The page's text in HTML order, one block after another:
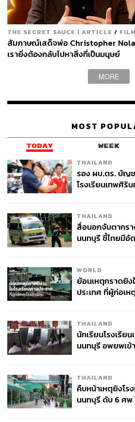
ไม่ว่าจะเป็นการพูดคุยเล็กๆ น้อยๆ กั
ที่เป็นแฟนบาสเกตบอลเหมือนกัน การ
นักกีฬาที่น่าสนใจ มีองค์ความรู้ที่บอก
ความสามารถ รู้ว่าจุดอ่อน-จุดแข็งของ
Sonny Vaccaro จึงเป็นตัวละครที่ไม่
เขามีองค์ความรู้และความหลงใหลใน
สิ่งที่แตกต่าง มองเห็นในสิ่งที่คนอื่นๆ
สามารถโน้มน้าวให้คนรอบข้างตัดสินใจ
ได้สำเร็จ
เพราะหากคุณอยากจะโน้มน้าวให้ใค
ต้องมีทั้งความเชื่อ ความหลงใหล แล
ให้มากพอเสียก่อน
อย่างที่ใครหลายคนทราบกันดีอยู่แล้วว่
Jordan ก็ตัดสินใจเซ็นสัญญากับ Nike แ
ต้นของรองเท้ากีฬา Air Jordan หนึ่งใ
ความสำเร็จมากที่สุดในโลก
THE SECRET SAUCE | ARTICLE / FILM
สัมภาษณ์เสด็จพ่อ Christopher
เรายิ่งต้องกลับไปหาสิ่งที่เป็นมนุษย์
MORE
MOST
TODAY WEEK
THAILAND
รอง ผบ.ตร. บัญ
โรงเรียนเทพศิริ
THAILAND
สื่อนอกจับตากรา
นนทบุรี ชี้ไทยมีอั
WORLD
ย้อนเหตุกราดยิง
ประเทศ ที่ผู้ก่อเห
THAILAND
นักเรียนโรงเรีย
นนทบุรี อพยพเ
THAILAND
คืบหน้าเหตุยิงโร
นนทบุรี ดับ 6 ศพ